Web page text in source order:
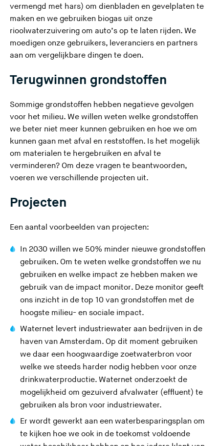
vermengd met hars) om dienbladen en gevelplaten te
maken en we gebruiken biogas uit onze
rioolwaterzuivering om auto’s op te laten rijden. We
moedigen onze gebruikers, leveranciers en partners
aan om vergelijkbare dingen te doen.
Terugwinnen grondstoffen
Sommige grondstoffen hebben negatieve gevolgen
voor het milieu. We willen weten welke grondstoffen
we beter niet meer kunnen gebruiken en hoe we om
kunnen gaan met afval en reststoffen. Is het mogelijk
om materialen te hergebruiken en afval te
verminderen? Om deze vragen te beantwoorden,
voeren we verschillende projecten uit.
Projecten
Een aantal voorbeelden van projecten:
In 2030 willen we 50% minder nieuwe grondstoffen
gebruiken. Om te weten welke grondstoffen we nu
gebruiken en welke impact ze hebben maken we
gebruik van de impact monitor(
U
v
e
r
l
a
a
t
d
z
e
. Deze monitor geeft
ons inzicht in de top 10 van grondstoffen met de
hoogste milieu- en sociale impact.
Waternet levert industriewater aan bedrijven in de
haven van Amsterdam. Op dit moment gebruiken
we daar een hoogwaardige zoetwaterbron voor
welke we steeds harder nodig hebben voor onze
drinkwaterproductie. Waternet onderzoekt de
mogelijkheid om gezuiverd afvalwater (effluent) te
gebruiken als bron voor industriewater.
Er wordt gewerkt aan een waterbesparingsplan om
te kijken hoe we ook in de toekomst voldoende